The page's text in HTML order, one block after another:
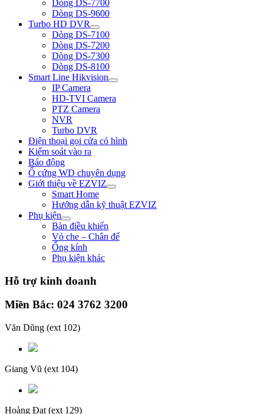
Dòng DS-7700
Dòng DS-9600
Turbo HD DVR
Dòng DS-7100
Dòng DS-7200
Dòng DS-7300
Dòng DS-8100
Smart Line Hikvision
IP Camera
HD-TVI Camera
PTZ Camera
NVR
Turbo DVR
Điện thoại gọi cửa có hình
Kiểm soát vào ra
Báo động
Ổ cứng WD chuyên dụng
Giới thiệu về EZVIZ
Smart Home
Hướng dẫn kỹ thuật EZVIZ
Phụ kiện
Bàn điều khiển
Vỏ che – Chân đế
Ống kính
Phụ kiện khác
Hỗ trợ kinh doanh
Miền Bắc: 024 3762 3200
Văn Dũng (ext 102)
Giang Vũ (ext 104)
Hoàng Đạt (ext 129)